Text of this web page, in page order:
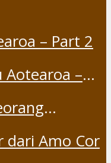
– Part 2
Aotearoa –
dari Amo Cor